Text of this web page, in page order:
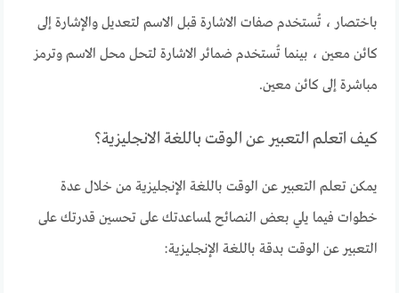
باختصار ، تُستخدم صفات الاشارة قبل الاسم لتعديل والإشارة إلى
كائن معين ، بينما تُستخدم ضمائر الاشارة لتحل محل الاسم وترمز
مباشرة إلى كائن معين.
كيف اتعلم التعبير عن الوقت باللغة الانجليزية؟
يمكن تعلم التعبير عن الوقت باللغة الإنجليزية من خلال عدة
خطوات فيما يلي بعض النصائح لمساعدتك على تحسين قدرتك على
التعبير عن الوقت بدقة باللغة الإنجليزية: